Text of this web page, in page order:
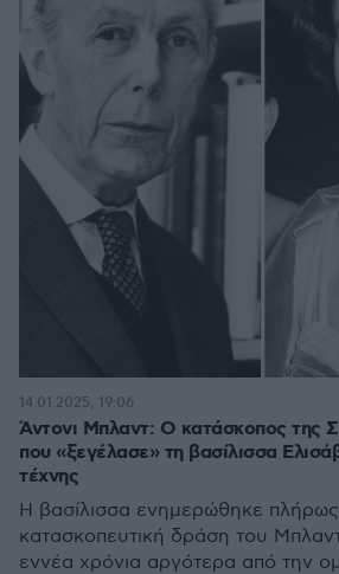
Άντονι Μπλαντ: Ο κατάσκοπος της
που «ξεγέλασε» τη βασίλισσα
τέχνης
Η βασίλισσα ενημερώθηκε πλήρως
κατασκοπευτική δράση του
εννέα χρόνια αργότερα από την
14.01.2025, 19:06